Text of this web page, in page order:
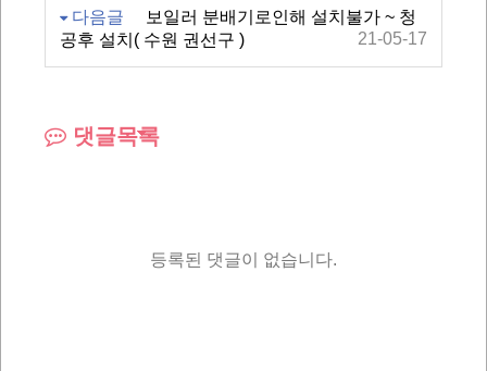
다음글
보일러 분배기로인해 설치불가 ~ 청
공후 설치( 수원 권선구 )
21-05-17
댓글목록
등록된 댓글이 없습니다.